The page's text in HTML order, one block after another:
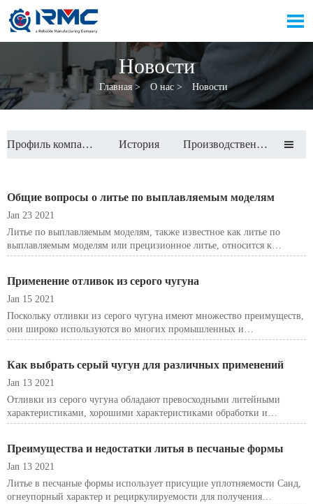

Новости
Главная> О нас > Новости
Профиль компании История Производственные мощности 
Общие вопросы о литье по выплавляемым моделям
Jan 23 2021
Литье по выплавляемым моделям, также известное как литье по
выплавляемым моделям или прецизионное литье, относится к
формированию керамики вокруг восковых моделей для создания
Применение отливок из серого чугуна
Jan 15 2021
Поскольку отливки из серого чугуна имеют множество преимуществ,
они широко используются во многих промышленных и
механических областях. В этой статье мы привели примеры условий
Как выбрать серый чугун для различных применений
Jan 13 2021
Отливки из серого чугуна обладают превосходными литейными
характеристиками, хорошими характеристиками обработки и
относительно простыми методами литья, поэтому они широко
Преимущества и недостатки литья в песчаные формы
Jan 13 2021
Литье в песчаные формы использует присущие уплотняемости Санд,
огнеупорный характер и рециркулируемости для получения